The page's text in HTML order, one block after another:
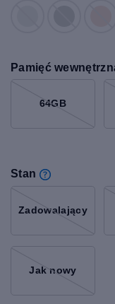
Pamięć
64GB
Stan
Zadowalający
Jak nowy